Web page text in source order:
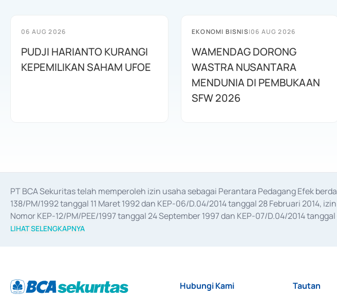
06 AUG 2026
PUDJI HARIANTO KURANGI
KEPEMILIKAN SAHAM UFOE
EKONOMI BISNIS|06 AUG 2026
WAMENDAG DORONG
WASTRA NUSANTARA
MENDUNIA DI PEMBUKAAN
SFW 2026
PT BCA Sekuritas telah memperoleh izin usaha sebagai Perantara Pedagang Efek
138/PM/1992 tanggal 11 Maret 1992 dan KEP-06/D.04/2014 tanggal 28 Februari 2014,
Nomor KEP-12/PM/PEE/1997 tanggal 24 September 1997 dan KEP-07/D.04/2014
merger, akuisisi, divestasi, dan
LIHAT SELENGKAPNYA
Hubungi Kami Tautan